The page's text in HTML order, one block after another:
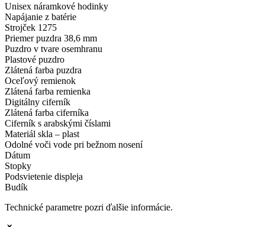
Unisex náramkové hodinky
Napájanie z batérie
Strojček 1275
Priemer puzdra 38,6 mm
Puzdro v tvare osemhranu
Plastové puzdro
Zlátená farba puzdra
Oceľový remienok
Zlátená farba remienka
Digitálny ciferník
Zlátená farba ciferníka
Ciferník s arabskými číslami
Materiál skla – plast
Odolné voči vode pri bežnom nosení
Dátum
Stopky
Podsvietenie displeja
Budík
Technické parametre pozri ďalšie informácie.